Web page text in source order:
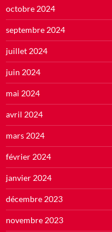
octobre 2024
septembre 2024
juillet 2024
juin 2024
mai 2024
avril 2024
mars 2024
février 2024
janvier 2024
décembre 2023
novembre 2023